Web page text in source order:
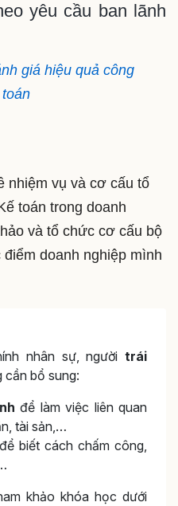
yêu cầu ban lãnh
giá hiệu quả công
nhiệm vụ và cơ cấu tổ
toán trong doanh
và tổ chức cơ cấu bộ
doanh nghiệp mình
nhân sự, người trái
cần bổ sung:
để làm việc liên quan
tài sản,…
để biết cách chấm công,
khảo khóa học dưới